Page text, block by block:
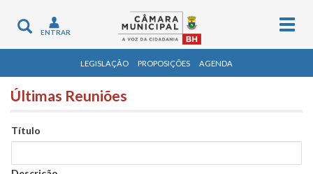
Toggle
navigation
ENTRAR
LEGISLAÇÃO PROPOSIÇÕES AGENDA
Últimas Reuniões
Título